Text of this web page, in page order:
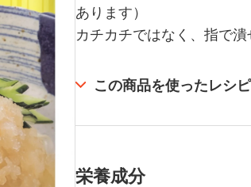
あります）
カチカチではなく、指で
この商品を使ったレシピ
栄養成分